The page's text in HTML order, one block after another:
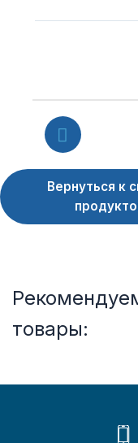
Вернуться к
товары: